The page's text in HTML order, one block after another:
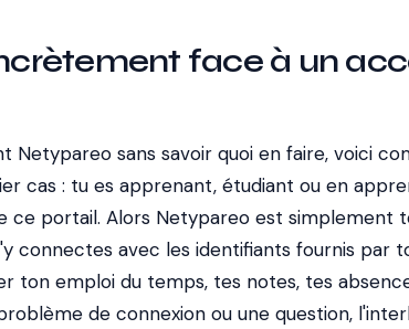
face à un
Netypareo sans savoir quoi en faire, voici
cas : tu es apprenant, étudiant ou en
ce portail. Alors Netypareo est simplement
connectes avec les identifiants fournis par
ton emploi du temps, tes notes, tes
de connexion ou une question,